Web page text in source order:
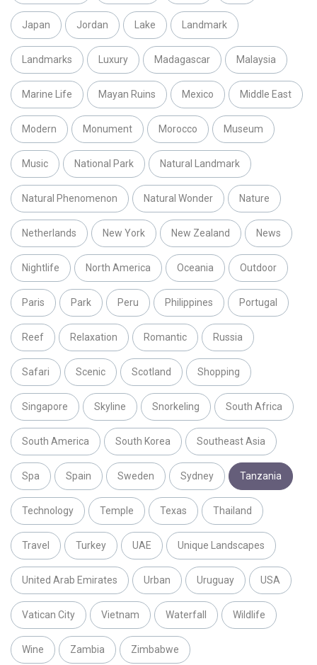
Japan Jordan Lake Landmark
Landmarks Luxury Madagascar Malaysia
Marine Life Mayan Ruins Mexico Middle East
Modern Monument Morocco Museum
Music National Park Natural Landmark
Natural Phenomenon Natural Wonder Nature
Netherlands New York New Zealand News
Nightlife North America Oceania Outdoor
Paris Park Peru Philippines Portugal
Reef Relaxation Romantic Russia
Safari Scenic Scotland Shopping
Singapore Skyline Snorkeling South Africa
South America South Korea Southeast Asia
Spa Spain Sweden Sydney Tanzania
Technology Temple Texas Thailand
Travel Turkey UAE Unique Landscapes
United Arab Emirates Urban Uruguay USA
Vatican City Vietnam Waterfall Wildlife
Wine Zambia Zimbabwe